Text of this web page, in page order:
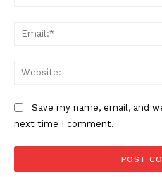
Save my name, email, and
next time I comment.